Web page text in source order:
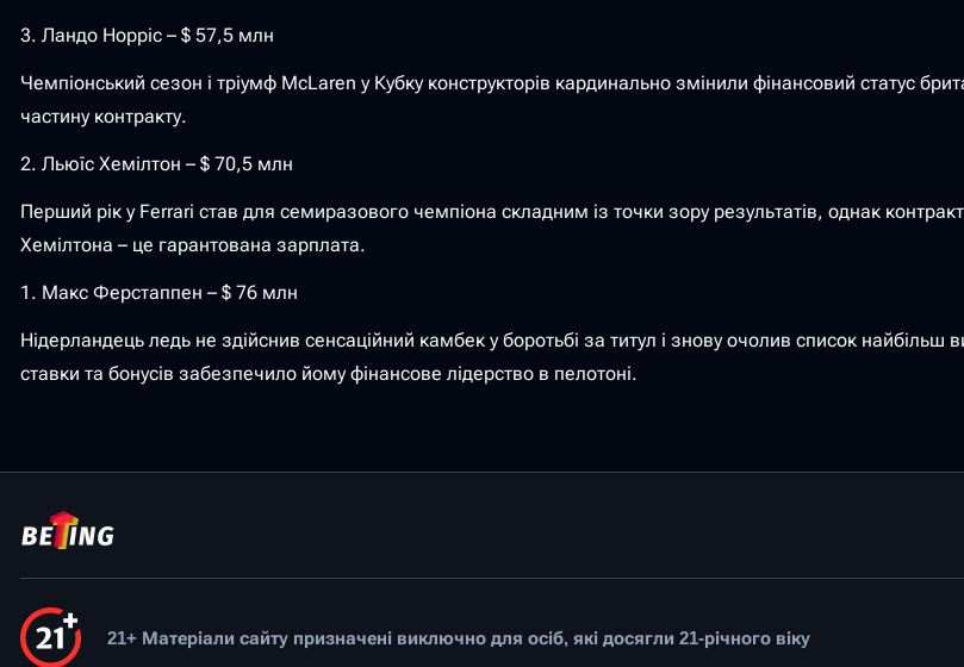
3. Ландо Норріс – $ 57,5 млн
Чемпіонський сезон і тріумф McLaren у Кубку конструкторів кардинально змінили фінансовий статус
частину контракту.
2. Льюїс Хемілтон – $ 70,5 млн
Перший рік у Ferrari став для семиразового чемпіона складним із точки зору результатів, однак
Хемілтона – це гарантована зарплата.
1. Макс Ферстаппен – $ 76 млн
Нідерландець ледь не здійснив сенсаційний камбек у боротьбі за титул і знову очолив список
ставки та бонусів забезпечило йому фінансове лідерство в пелотоні.
21+ Матеріали сайту призначені виключно для осіб, які досягли 21-річного віку